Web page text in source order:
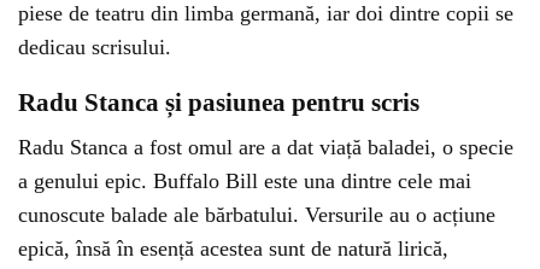
piese de teatru din limba germană, iar doi dintre copii se
dedicau scrisului.
Radu Stanca și pasiunea pentru scris
Radu Stanca a fost omul are a dat viață baladei, o specie
a genului epic. Buffalo Bill este una dintre cele mai
cunoscute balade ale bărbatului. Versurile au o acțiune
epică, însă în esență acestea sunt de natură lirică,